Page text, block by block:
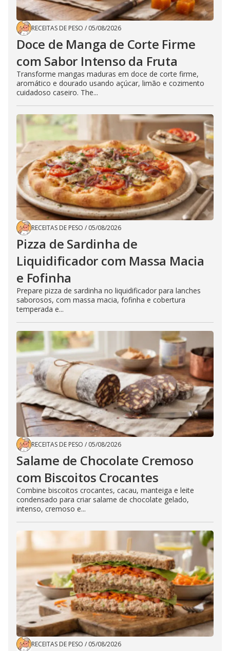
RECEITAS DE PESO / 05/08/2026
Doce de Manga de Corte Firme
com Sabor Intenso da Fruta
Transforme mangas maduras em doce de corte firme,
aromático e dourado usando açúcar, limão e cozimento
cuidadoso caseiro. The...
RECEITAS DE PESO / 05/08/2026
Pizza de Sardinha de
Liquidificador com Massa Macia
e Fofinha
Prepare pizza de sardinha no liquidificador para lanches
saborosos, com massa macia, fofinha e cobertura
temperada e...
RECEITAS DE PESO / 05/08/2026
Salame de Chocolate Cremoso
com Biscoitos Crocantes
Combine biscoitos crocantes, cacau, manteiga e leite
condensado para criar salame de chocolate gelado,
intenso, cremoso e...
RECEITAS DE PESO / 05/08/2026